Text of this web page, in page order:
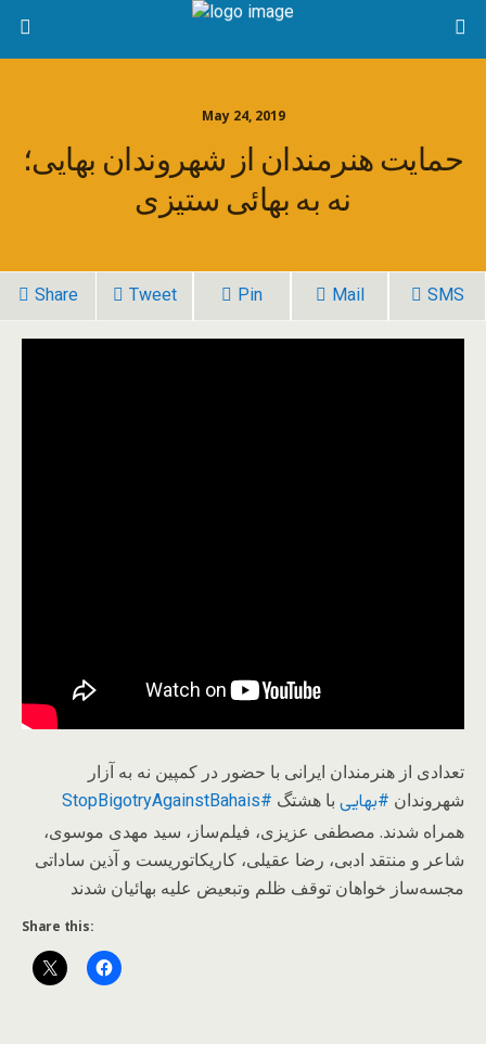
May 24, 2019
حمایت هنرمندان از شهروندان بهایی؛
نه به بهائی ستیزی
Share Tweet Pin Mail SMS
تعدادی از هنرمندان ایرانی با حضور در کمپین نه به آزار
شهروندان #بهایی با هشتگ #StopBigotryAgainstBahais
همراه شدند. مصطفی عزیزی، فیلم‌ساز، سید مهدی موسوی،
شاعر و منتقد ادبی، رضا عقیلی، کاریکاتوریست و آذین ساداتی
مجسه‌ساز خواهان توقف ظلم وتبعیض علیه بهائیان شدند
Share this: